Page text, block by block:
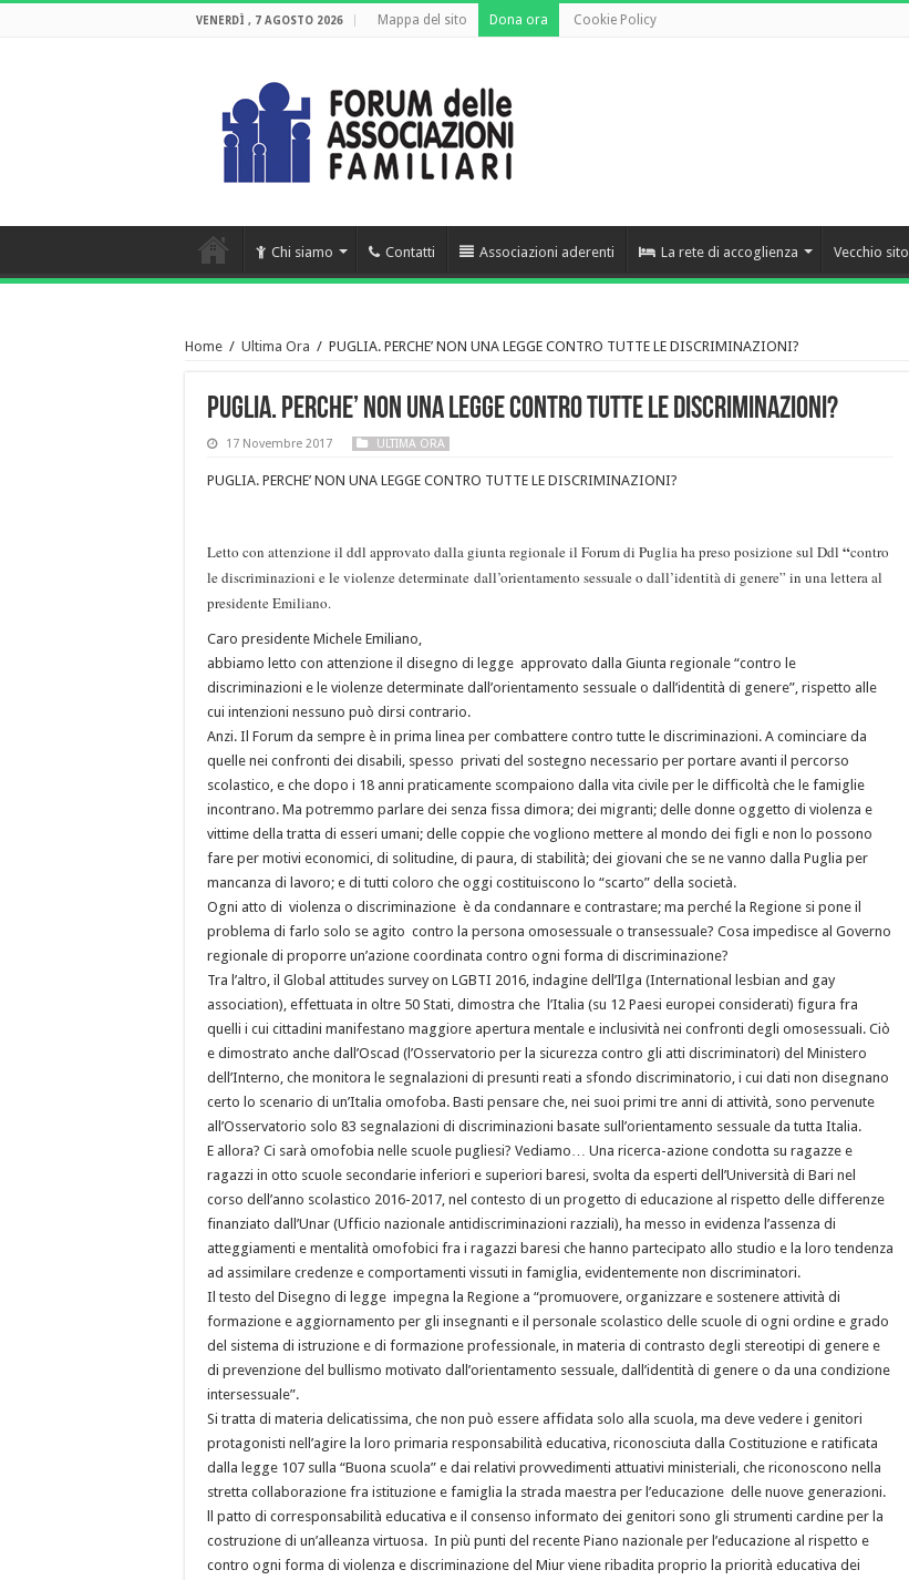
VENERDÌ , 7 AGOSTO 2026 Mappa del sito Dona ora Cookie Policy
Chi siamo Contatti Associazioni aderenti La rete di accoglienza Vecchio sito
Home / Ultima Ora / PUGLIA. PERCHE’ NON UNA LEGGE CONTRO TUTTE LE DISCRIMINAZIONI?
PUGLIA. PERCHE’ NON UNA LEGGE CONTRO TUTTE LE DISCRIMINAZIONI?
17 Novembre 2017 ULTIMA ORA
PUGLIA. PERCHE’ NON UNA LEGGE CONTRO TUTTE LE DISCRIMINAZIONI?
Letto con attenzione il ddl approvato dalla giunta regionale il Forum di Puglia ha preso posizione sul Ddl “contro
le discriminazioni e le violenze determinate dall’orientamento sessuale o dall’identità di genere” in una lettera al
presidente Emiliano.
Caro presidente Michele Emiliano,
abbiamo letto con attenzione il disegno di legge approvato dalla Giunta regionale “contro le
discriminazioni e le violenze determinate dall’orientamento sessuale o dall’identità di genere”, rispetto alle
cui intenzioni nessuno può dirsi contrario.
Anzi. Il Forum da sempre è in prima linea per combattere contro tutte le discriminazioni. A cominciare da
quelle nei confronti dei disabili, spesso privati del sostegno necessario per portare avanti il percorso
scolastico, e che dopo i 18 anni praticamente scompaiono dalla vita civile per le difficoltà che le famiglie
incontrano. Ma potremmo parlare dei senza fissa dimora; dei migranti; delle donne oggetto di violenza e
vittime della tratta di esseri umani; delle coppie che vogliono mettere al mondo dei figli e non lo possono
fare per motivi economici, di solitudine, di paura, di stabilità; dei giovani che se ne vanno dalla Puglia per
mancanza di lavoro; e di tutti coloro che oggi costituiscono lo “scarto” della società.
Ogni atto di violenza o discriminazione è da condannare e contrastare; ma perché la Regione si pone il
problema di farlo solo se agito contro la persona omosessuale o transessuale? Cosa impedisce al Governo
regionale di proporre un’azione coordinata contro ogni forma di discriminazione?
Tra l’altro, il Global attitudes survey on LGBTI 2016, indagine dell’Ilga (International lesbian and gay
association), effettuata in oltre 50 Stati, dimostra che l’Italia (su 12 Paesi europei considerati) figura fra
quelli i cui cittadini manifestano maggiore apertura mentale e inclusività nei confronti degli omosessuali. Ciò
e dimostrato anche dall’Oscad (l’Osservatorio per la sicurezza contro gli atti discriminatori) del Ministero
dell’Interno, che monitora le segnalazioni di presunti reati a sfondo discriminatorio, i cui dati non disegnano
certo lo scenario di un’Italia omofoba. Basti pensare che, nei suoi primi tre anni di attività, sono pervenute
all’Osservatorio solo 83 segnalazioni di discriminazioni basate sull’orientamento sessuale da tutta Italia.
E allora? Ci sarà omofobia nelle scuole pugliesi? Vediamo… Una ricerca-azione condotta su ragazze e
ragazzi in otto scuole secondarie inferiori e superiori baresi, svolta da esperti dell’Università di Bari nel
corso dell’anno scolastico 2016-2017, nel contesto di un progetto di educazione al rispetto delle differenze
finanziato dall’Unar (Ufficio nazionale antidiscriminazioni razziali), ha messo in evidenza l’assenza di
atteggiamenti e mentalità omofobici fra i ragazzi baresi che hanno partecipato allo studio e la loro tendenza
ad assimilare credenze e comportamenti vissuti in famiglia, evidentemente non discriminatori.
Il testo del Disegno di legge impegna la Regione a “promuovere, organizzare e sostenere attività di
formazione e aggiornamento per gli insegnanti e il personale scolastico delle scuole di ogni ordine e grado
del sistema di istruzione e di formazione professionale, in materia di contrasto degli stereotipi di genere e
di prevenzione del bullismo motivato dall’orientamento sessuale, dall’identità di genere o da una condizione
intersessuale”.
Si tratta di materia delicatissima, che non può essere affidata solo alla scuola, ma deve vedere i genitori
protagonisti nell’agire la loro primaria responsabilità educativa, riconosciuta dalla Costituzione e ratificata
dalla legge 107 sulla “Buona scuola” e dai relativi provvedimenti attuativi ministeriali, che riconoscono nella
stretta collaborazione fra istituzione e famiglia la strada maestra per l’educazione delle nuove generazioni.
ll patto di corresponsabilità educativa e il consenso informato dei genitori sono gli strumenti cardine per la
costruzione di un’alleanza virtuosa. In più punti del recente Piano nazionale per l’educazione al rispetto e
contro ogni forma di violenza e discriminazione del Miur viene ribadita proprio la priorità educativa dei